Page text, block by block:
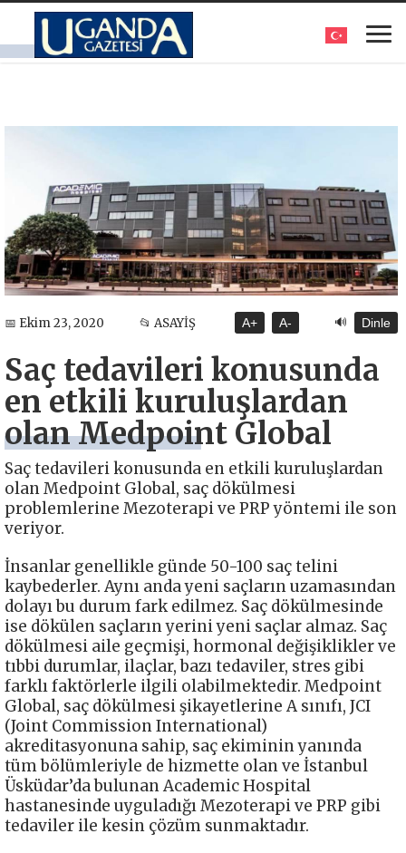
📅 Ekim 23, 2020 📂 ASAYİŞ A+ A- 🔊 Dinle
Saç tedavileri konusunda
en etkili kuruluşlardan
olan Medpoint Global
Saç tedavileri konusunda en etkili kuruluşlardan
olan Medpoint Global, saç dökülmesi
problemlerine Mezoterapi ve PRP yöntemi ile son
veriyor.
İnsanlar genellikle günde 50-100 saç telini
kaybederler. Aynı anda yeni saçların uzamasından
dolayı bu durum fark edilmez. Saç dökülmesinde
ise dökülen saçların yerini yeni saçlar almaz. Saç
dökülmesi aile geçmişi, hormonal değişiklikler ve
tıbbi durumlar, ilaçlar, bazı tedaviler, stres gibi
farklı faktörlerle ilgili olabilmektedir. Medpoint
Global, saç dökülmesi şikayetlerine A sınıfı, JCI
(Joint Commission International)
akreditasyonuna sahip, saç ekiminin yanında
tüm bölümleriyle de hizmette olan ve İstanbul
Üsküdar’da bulunan Academic Hospital
hastanesinde uyguladığı Mezoterapi ve PRP gibi
tedaviler ile kesin çözüm sunmaktadır.